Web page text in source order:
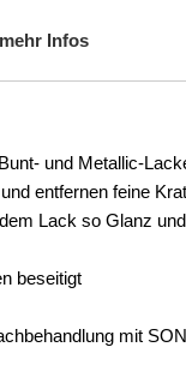
mehr Infos
und Metallic-
entfernen feine
Lack so Glanz
beseitigt
mit